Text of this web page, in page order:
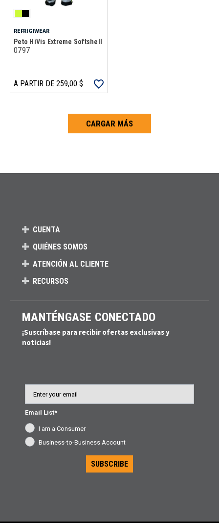
REFRIGIWEAR
Peto HiVis Extreme Softshell
0797
A PARTIR DE 259,00 $
CARGAR MÁS
CUENTA
QUIÉNES SOMOS
ATENCIÓN AL CLIENTE
RECURSOS
MANTÉNGASE CONECTADO
¡Suscríbase para recibir ofertas exclusivas y
noticias!
Email List*
I am a Consumer
Business-to-Business Account
SUBSCRIBE